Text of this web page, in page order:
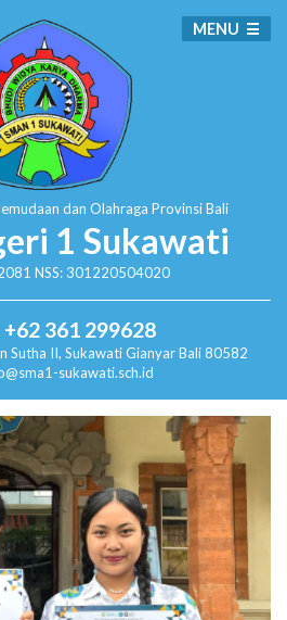
dan Olahraga Provinsi Bali
1 Sukawati
NSS: 301220504020
361 299628
Sutha II, SukawatiGianyar Bali 80582
sukawati.sch.id
MENU